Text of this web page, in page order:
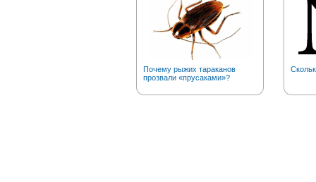
Почему рыжих тараканов
прозвали «прусаками»?